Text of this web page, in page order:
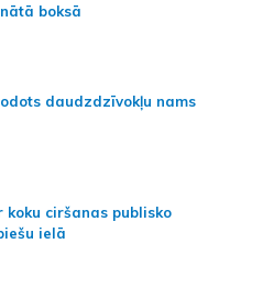
boksā
daudzdzīvokļu nams
koku ciršanas publisko
ielā